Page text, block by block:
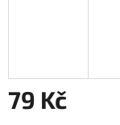
79 Kč